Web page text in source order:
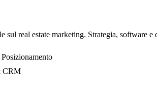
sul real estate marketing. Strategia, software
CRM